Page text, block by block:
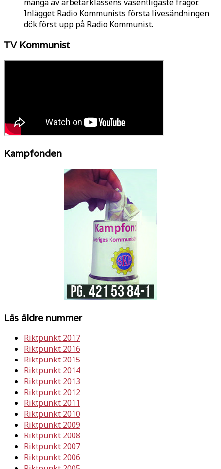
många av arbetarklassens väsentligaste frågor.
Inlägget Radio Kommunists första livesändningen
dök först upp på Radio Kommunist.
TV Kommunist
Kampfonden
Läs äldre nummer
Riktpunkt 2017
Riktpunkt 2016
Riktpunkt 2015
Riktpunkt 2014
Riktpunkt 2013
Riktpunkt 2012
Riktpunkt 2011
Riktpunkt 2010
Riktpunkt 2009
Riktpunkt 2008
Riktpunkt 2007
Riktpunkt 2006